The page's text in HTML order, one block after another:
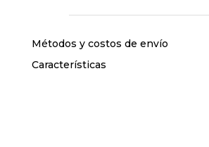
Métodos y costos de envío
Características